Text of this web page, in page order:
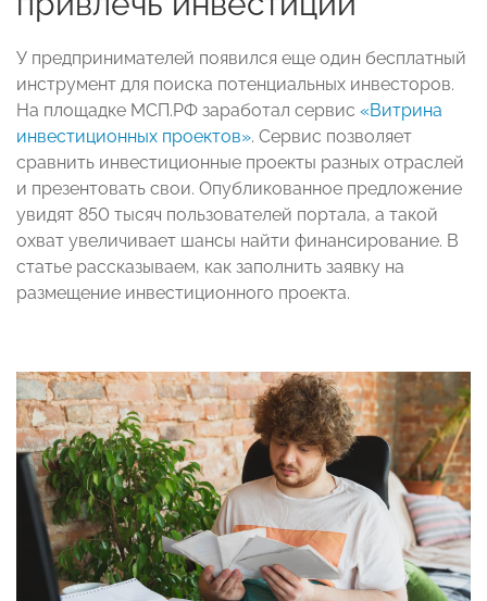
У предпринимателей появился еще один бесплатный
инструмент для поиска потенциальных инвесторов.
На площадке МСП.РФ заработал сервис «Витрина
инвестиционных проектов». Сервис позволяет
сравнить инвестиционные проекты разных отраслей
и презентовать свои. Опубликованное предложение
увидят 850 тысяч пользователей портала, а такой
охват увеличивает шансы найти финансирование. В
статье рассказываем, как заполнить заявку на
размещение инвестиционного проекта.